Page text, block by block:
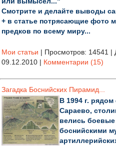
Смотрите и делайте выводы
+ в статье потрясающие фото
предков по всему миру...
Мои статьи | Просмотров: 14541 |
09.12.2010 | Комментарии (15)
Загадка Боснийских Пирамид...
В 1994 г.
Сараево,
велись
боснийскими